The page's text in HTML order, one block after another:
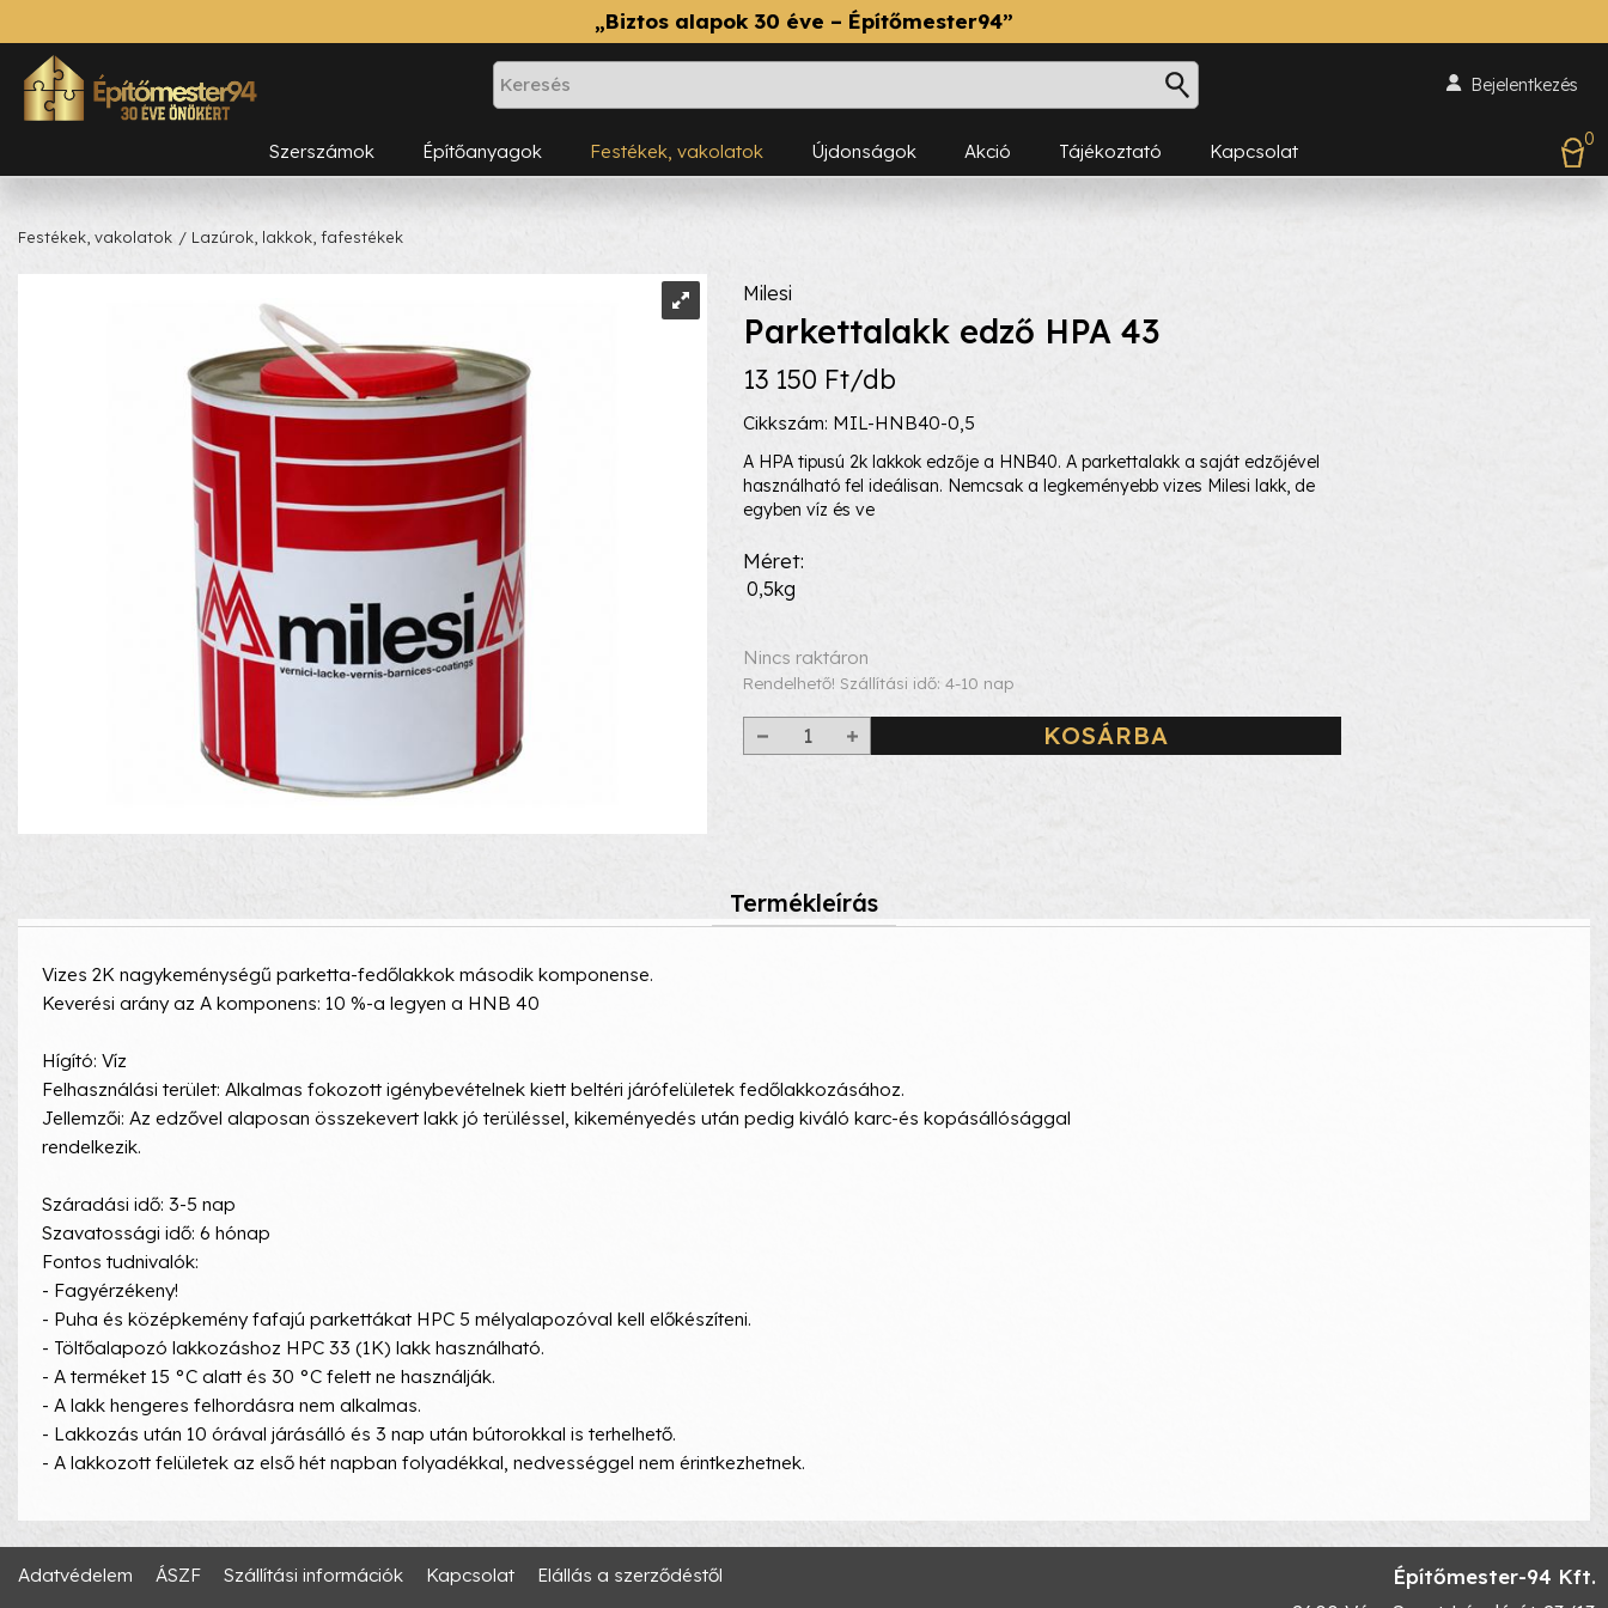
„Biztos alapok 30 éve – Építőmester94”
Bejelentkezés
Szerszámok Építőanyagok Festékek, vakolatok Újdonságok Akció Tájékoztató Kapcsolat
0
Festékek, vakolatok / Lazúrok, lakkok, fafestékek
Milesi
Parkettalakk edző HPA 43
13 150 Ft/db
Cikkszám: MIL-HNB40-0,5
A HPA tipusú 2k lakkok edzője a HNB40. A parkettalakk a saját edzőjével
használható fel ideálisan. Nemcsak a legkeményebb vizes Milesi lakk, de
egyben víz és ve
Méret
0,5kg
Nincs raktáron
Rendelhető! Szállítási idő: 4-10 nap
KOSÁRBA
Termékleírás
Vizes 2K nagykeménységű parketta-fedőlakkok második komponense.
Keverési arány az A komponens: 10 %-a legyen a HNB 40
Hígító: Víz
Felhasználási terület: Alkalmas fokozott igénybevételnek kiett beltéri járófelületek fedőlakkozásához.
Jellemzői: Az edzővel alaposan összekevert lakk jó terüléssel, kikeményedés után pedig kiváló karc-és kopásállósággal
rendelkezik.
Száradási idő: 3-5 nap
Szavatossági idő: 6 hónap
Fontos tudnivalók:
- Fagyérzékeny!
- Puha és középkemény fafajú parkettákat HPC 5 mélyalapozóval kell előkészíteni.
- Töltőalapozó lakkozáshoz HPC 33 (1K) lakk használható.
- A terméket 15 °C alatt és 30 °C felett ne használják.
- A lakk hengeres felhordásra nem alkalmas.
- Lakkozás után 10 órával járásálló és 3 nap után bútorokkal is terhelhető.
- A lakkozott felületek az első hét napban folyadékkal, nedvességgel nem érintkezhetnek.
Adatvédelem ÁSZF Szállítási információk Kapcsolat Elállás a szerződéstől
Építőmester-94 Kft.